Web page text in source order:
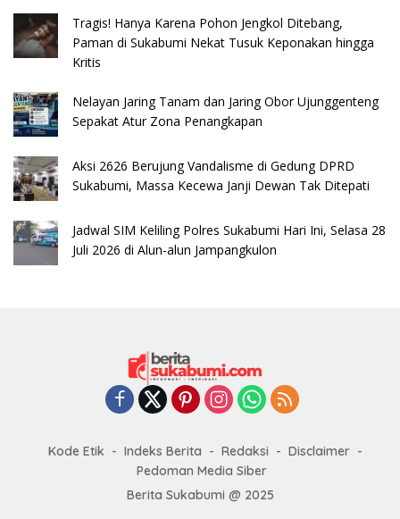
Tragis! Hanya Karena Pohon Jengkol Ditebang,
Paman di Sukabumi Nekat Tusuk Keponakan hingga
Kritis
Nelayan Jaring Tanam dan Jaring Obor Ujunggenteng
Sepakat Atur Zona Penangkapan
​Aksi 2626 Berujung Vandalisme di Gedung DPRD
Sukabumi, Massa Kecewa Janji Dewan Tak Ditepati
Jadwal SIM Keliling Polres Sukabumi Hari Ini, Selasa 28
Juli 2026 di Alun-alun Jampangkulon
Kode Etik Indeks Berita Redaksi
Disclaimer
Pedoman Media Siber
Berita Sukabumi @ 2025